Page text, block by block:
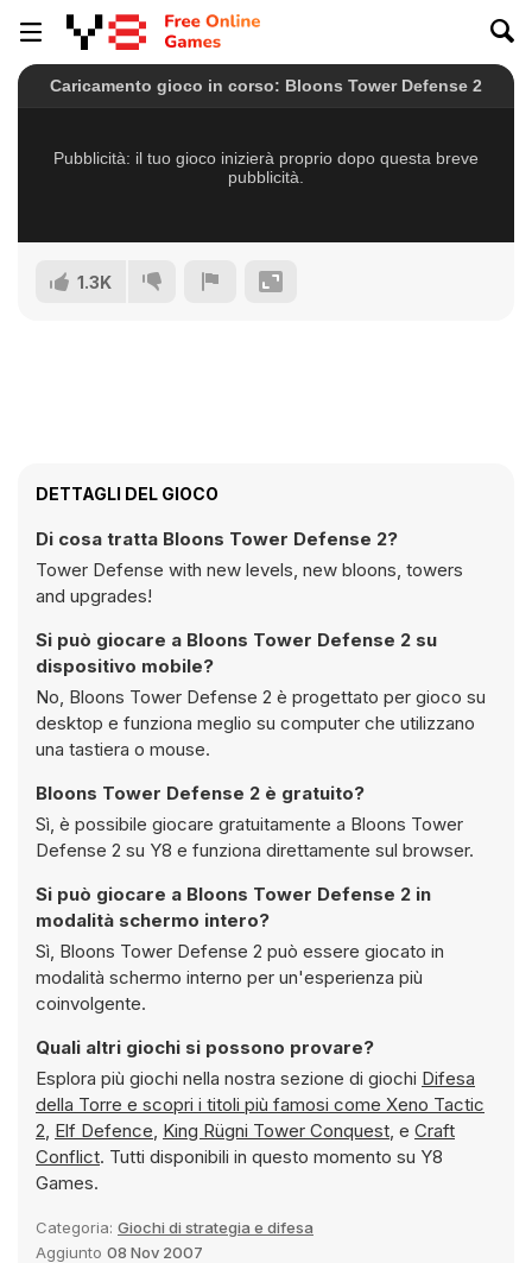
1.3K
DETTAGLI DEL GIOCO
Di cosa tratta Bloons Tower Defense 2?
Tower Defense with new levels, new bloons, towers
and upgrades!
Si può giocare a Bloons Tower Defense 2 su
dispositivo mobile?
No, Bloons Tower Defense 2 è progettato per gioco su
desktop e funziona meglio su computer che utilizzano
una tastiera o mouse.
Bloons Tower Defense 2 è gratuito?
Sì, è possibile giocare gratuitamente a Bloons Tower
Defense 2 su Y8 e funziona direttamente sul browser.
Si può giocare a Bloons Tower Defense 2 in
modalità schermo intero?
Sì, Bloons Tower Defense 2 può essere giocato in
modalità schermo interno per un'esperienza più
coinvolgente.
Quali altri giochi si possono provare?
Esplora più giochi nella nostra sezione di giochi Difesa
della Torre e scopri i titoli più famosi come Xeno Tactic
2, Elf Defence, King Rügni Tower Conquest, e Craft
Conflict. Tutti disponibili in questo momento su Y8
Games.
Categoria: Giochi di strategia e difesa
Aggiunto 08 Nov 2007